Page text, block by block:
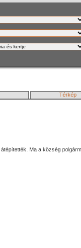
Térkép
Ma a község